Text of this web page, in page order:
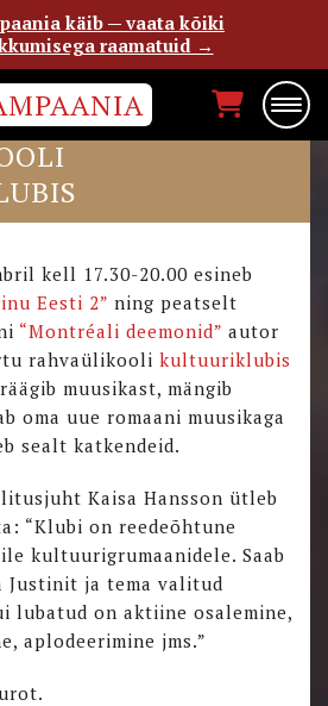
TARTU
kell 17.30-20.00 esineb
Eesti 2” ning peatselt
“Montréali deemonid” autor
rahvaülikooli kultuuriklubis
muusikast, mängib
oma uue romaani muusikaga
sealt katkendeid.
Kaisa Hansson ütleb
“Klubi on reedeõhtune
kultuurigrumaanidele. Saab
Justinit ja tema valitud
lubatud on aktiine osalemine,
aplodeerimine jms.”
käib — vaata kõiki
raamatuid →